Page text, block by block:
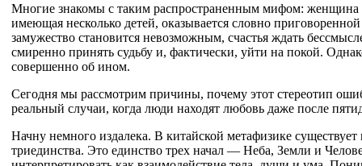
Многие знакомы с таким распространенным мифом: женщина
имеющая несколько детей, оказывается словно
замужество становится невозможным, счастья ждать
смиренно принять судьбу и, фактически, уйти на покой.
совершенно об ином.
Сегодня мы рассмотрим причины, почему этот стереотип
реальный случаи, когда люди находят любовь даже после
Начну немного издалека. В китайской метафизике
триединства. Это единство трех начал — Неба, Земли и